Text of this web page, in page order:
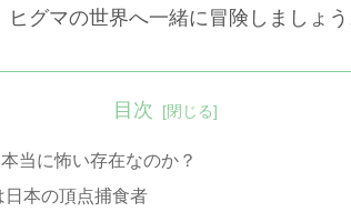
グマの世界へ一緒に冒険しましょう
目次
当に怖い存在なのか？
日本の頂点捕食者